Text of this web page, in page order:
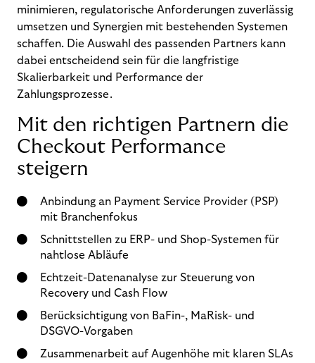
minimieren, regulatorische Anforderungen zuverlässig
umsetzen und Synergien mit bestehenden Systemen
schaffen. Die Auswahl des passenden Partners kann
dabei entscheidend sein für die langfristige
Skalierbarkeit und Performance der
Zahlungsprozesse.
Mit den richtigen Partnern die
Checkout Performance
steigern
Anbindung an Payment Service Provider (PSP)
mit Branchenfokus
Schnittstellen zu ERP- und Shop-Systemen für
nahtlose Abläufe
Echtzeit-Datenanalyse zur Steuerung von
Recovery und Cash Flow
Berücksichtigung von BaFin-, MaRisk- und
DSGVO-Vorgaben
Zusammenarbeit auf Augenhöhe mit klaren SLAs